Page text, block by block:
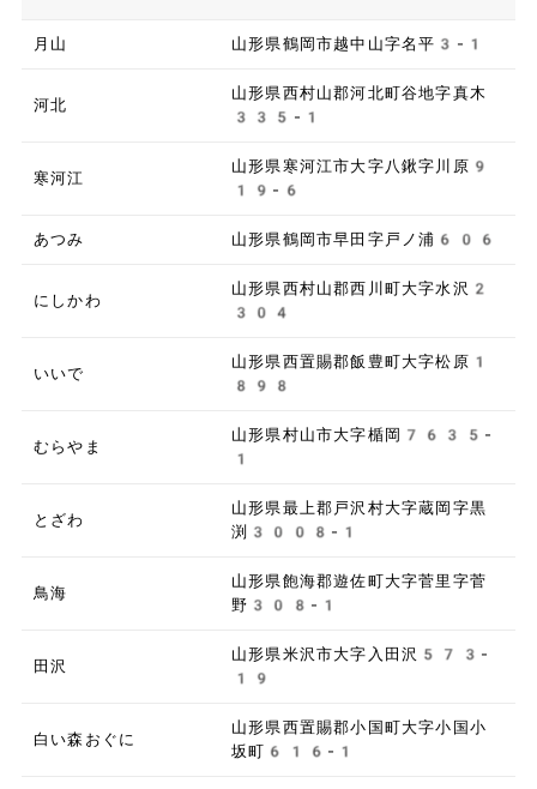
月山 山形県鶴岡市越中山字名平3-1
河北
山形県西村山郡河北町谷地字真木
335-1
寒河江
山形県寒河江市大字八鍬字川原9
19-6
あつみ 山形県鶴岡市早田字戸ノ浦606
にしかわ
山形県西村山郡西川町大字水沢2
304
いいで
山形県西置賜郡飯豊町大字松原1
898
むらやま
山形県村山市大字楯岡7635-
1
とざわ
山形県最上郡戸沢村大字蔵岡字黒
渕3008-1
鳥海
山形県飽海郡遊佐町大字菅里字菅
野308-1
田沢
山形県米沢市大字入田沢573-
19
白い森おぐに
山形県西置賜郡小国町大字小国小
坂町616-1